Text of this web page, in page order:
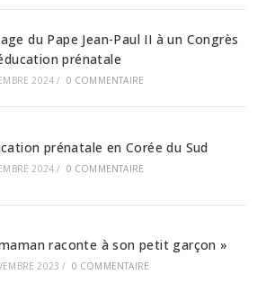
du Pape Jean-Paul II à un Congrès
prénatale
2024 / 0 COMMENTAIRE
prénatale en Corée du Sud
2024 / 0 COMMENTAIRE
raconte à son petit garçon »
2023 / 0 COMMENTAIRE